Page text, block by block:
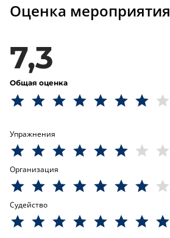
Оценка мероприятия
7,3
Общая оценка
Упражнения
Организация
Судейство